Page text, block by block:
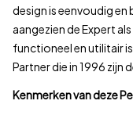
design is eenvoudig en
aangezien de Expert
functioneel en utilitair
Partner die in 1996 zijn
Kenmerken van deze